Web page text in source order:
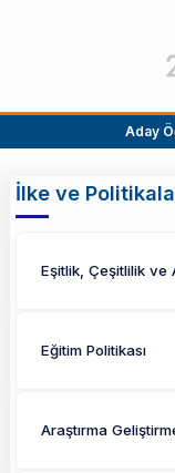
Aday
İlke ve
Eşitlik, Çeşitlilik ve
Eğitim Politikası
Araştırma